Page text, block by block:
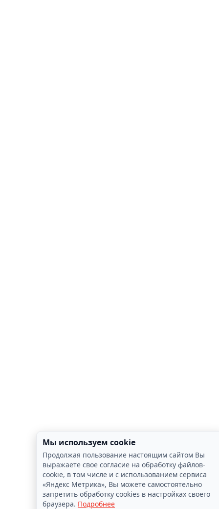
Мы используем cookie
Продолжая пользование настоящим сайтом Вы
выражаете свое согласие на обработку файлов-
cookie, в том числе и с использованием сервиса
«Яндекс Метрика», Вы можете самостоятельно
запретить обработку cookies в настройках своего
браузера. Подробнее